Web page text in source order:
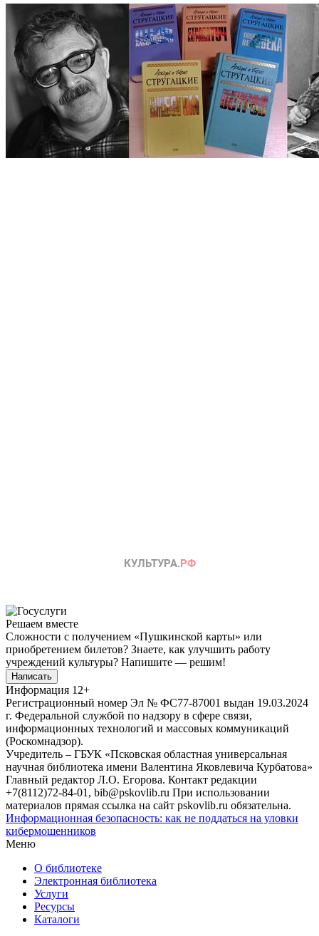
Решаем вместе
Сложности с получением «Пушкинской карты» или
приобретением билетов? Знаете, как улучшить работу
учреждений культуры? Напишите — решим!
Написать
Информация 12+
Регистрационный номер Эл № ФС77-87001 выдан 19.03.2024
г. Федеральной службой по надзору в сфере связи,
информационных технологий и массовых коммуникаций
(Роскомнадзор).
Учредитель – ГБУК «Псковская областная универсальная
научная библиотека имени Валентина Яковлевича Курбатова»
Главный редактор Л.О. Егорова. Контакт редакции
+7(8112)72-84-01, bib@pskovlib.ru При использовании
материалов прямая ссылка на сайт pskovlib.ru обязательна.
Информационная безопасность: как не поддаться на уловки
кибермошенников
Меню
О библиотеке
Электронная библиотека
Услуги
Ресурсы
Каталоги